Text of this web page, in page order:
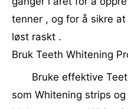
tenner , og for å sikre
løst raskt .
Bruk Teeth Whitening
Bruke effektive
som Whitening strips